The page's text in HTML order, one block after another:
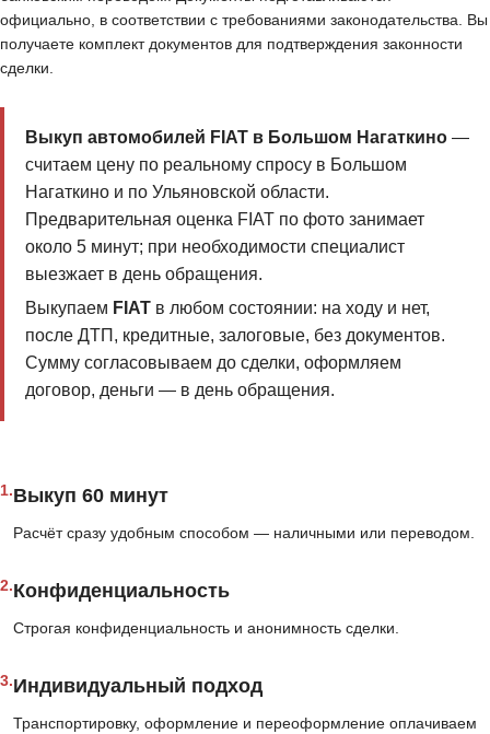
официально, в соответствии с требованиями законодательства. Вы
получаете комплект документов для подтверждения законности
сделки.
Выкуп автомобилей FIAT в Большом Нагаткино—
считаем цену по реальному спросу в Большом
Нагаткино и по Ульяновской области.
Предварительная оценка FIAT по фото занимает
около 5 минут; при необходимости специалист
выезжает в день обращения.
Выкупаем FIATв любом состоянии: на ходу и нет,
после ДТП, кредитные, залоговые, без документов.
Сумму согласовываем до сделки, оформляем
договор, деньги — в день обращения.
1.Выкуп 60 минут
Расчёт сразу удобным способом — наличными или переводом.
2.Конфиденциальность
Строгая конфиденциальность и анонимность сделки.
3.Индивидуальный подход
Транспортировку, оформление и переоформление оплачиваем